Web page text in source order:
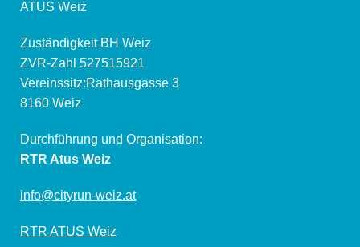
ATUS Weiz
Zuständigkeit BH Weiz
ZVR-Zahl 527515921
Vereinssitz:Rathausgasse 3
8160 Weiz
Durchführung und Organisation:
RTR Atus Weiz
info@cityrun-weiz.at
RTR ATUS Weiz